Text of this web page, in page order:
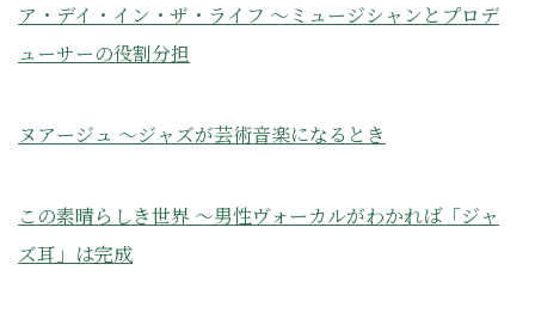
ア・デイ・イン・ザ・ライフ ～ミュージシャンとプロデ
ューサーの役割分担
ヌアージュ ～ジャズが芸術音楽になるとき
この素晴らしき世界 ～男性ヴォーカルがわかれば「ジャ
ズ耳」は完成